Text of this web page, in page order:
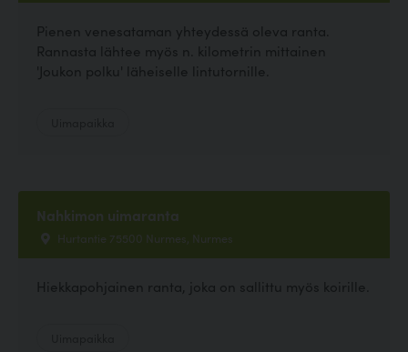
Pienen venesataman yhteydessä oleva ranta.
Rannasta lähtee myös n. kilometrin mittainen
'Joukon polku' läheiselle lintutornille.
Nahkimon uimaranta
Hurtantie 75500 Nurmes, Nurmes
Hiekkapohjainen ranta, joka on sallittu myös koirille.